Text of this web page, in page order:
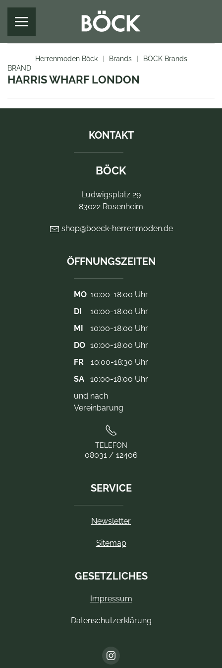
Zum Hauptinhalt springen
Herrenmoden Böck Brands
BÖCK Brands
BRAND
HARRIS WHARF LONDON
KONTAKT
BÖCK
Ludwigsplatz 29
83022 Rosenheim
shop@boeck-herrenmoden.de
ÖFFNUNGSZEITEN
MO 10:00-18:00 Uhr
DI
10:00-18:00 Uhr
MI
10:00-18:00 Uhr
DO 10:00-18:00 Uhr
FR
10:00-18:30 Uhr
SA
10:00-18:00 Uhr
und nach
Vereinbarung
TELEFON
08031 / 12406
SERVICE
Newsletter
Sitemap
GESETZLICHES
Impressum
Datenschutzerklärung